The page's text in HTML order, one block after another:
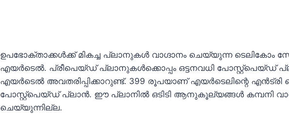
ഉപഭോക്താക്കൾക്ക് മികച്ച പ്ലാനുകൾ വാഗ്ദാനം ചെയ്യുന്ന ടെലികോം
എയർടെൽ. പ്രീപെയ്ഡ് പ്ലാനുകൾക്കൊപ്പം ഒട്ടനവധി പോസ്റ്റ്പെയ്ഡ്
എയർടെൽ അവതരിപ്പിക്കാറുണ്ട്. 399 രൂപയാണ് എയർടെലിന്റെ എൻട്രി
പോസ്റ്റ്പെയ്ഡ് പ്ലാൻ. ഈ പ്ലാനിൽ ഒടിടി ആനുകൂല്യങ്ങൾ കമ്പനി
ചെയ്യുന്നില്ല.